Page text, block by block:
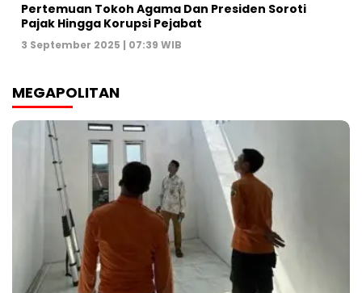
Pertemuan Tokoh Agama Dan Presiden Soroti
Pajak Hingga Korupsi Pejabat
3 September 2025 | 07:39 WIB
MEGAPOLITAN